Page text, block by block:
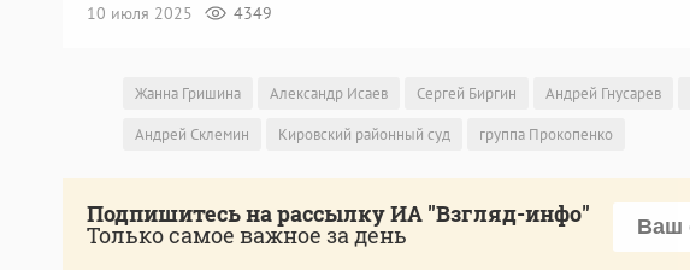
10 июля 2025
4349
Жанна Гришина Александр Исаев Сергей Биргин Андрей Гнусарев
Андрей Склемин
Кировский районный суд группа Прокопенко
Подпишитесь на рассылку ИА "Взгляд-инфо"
Только самое важное за день